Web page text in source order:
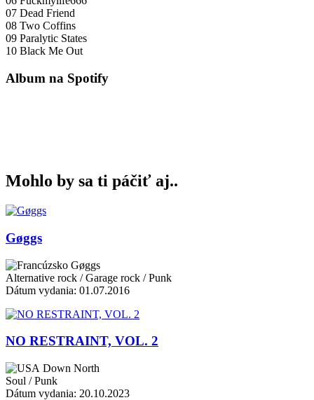
07 Dead Friend
08 Two Coffins
09 Paralytic States
10 Black Me Out
Album na Spotify
Mohlo by sa ti páčiť aj..
Gøggs
Gøggs
Alternative rock / Garage rock / Punk
Dátum vydania: 01.07.2016
NO RESTRAINT, VOL. 2
Down North
Soul / Punk
Dátum vydania: 20.10.2023